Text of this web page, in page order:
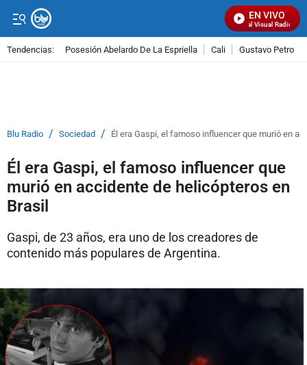
EN VIVO
Señal Visual Radio
Tendencias: Posesión Abelardo De La Espriella Cali Gustavo Petro
Blu Radio / Sociedad / Él era Gaspi, el famoso influencer que murió en
Él era Gaspi, el famoso influencer que
murió en accidente de helicópteros en
Brasil
Gaspi, de 23 años, era uno de los creadores de
contenido más populares de Argentina.